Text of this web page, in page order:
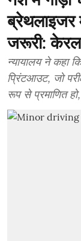
जरूरी: केरल
न्यायालय ने कहा
प्रिंटआउट, जो
रूप से प्रमाणित